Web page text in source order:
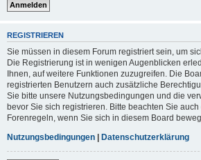
REGISTRIEREN
Sie müssen in diesem Forum registriert sein, um
Die Registrierung ist in wenigen Augenblicken
Ihnen, auf weitere Funktionen zuzugreifen. Die
registrierten Benutzern auch zusätzliche
Sie bitte unsere Nutzungsbedingungen und die
bevor Sie sich registrieren. Bitte beachten Sie
Forenregeln, wenn Sie sich in diesem Board
Nutzungsbedingungen | Datenschutzerklärung